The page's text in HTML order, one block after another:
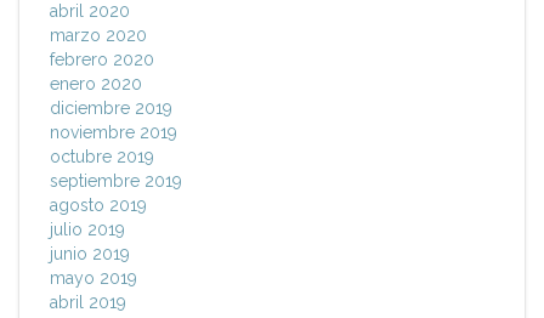
abril 2020
marzo 2020
febrero 2020
enero 2020
diciembre 2019
noviembre 2019
octubre 2019
septiembre 2019
agosto 2019
julio 2019
junio 2019
mayo 2019
abril 2019